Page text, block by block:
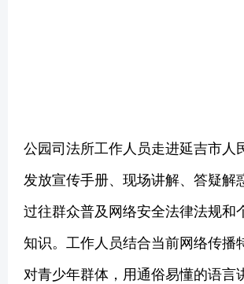
公园司法所工作人员走进延吉市人
发放宣传手册、现场讲解、答疑解
过往群众普及网络安全法律法规和
知识。工作人员结合当前网络传播
对青少年群体，用通俗易懂的语言